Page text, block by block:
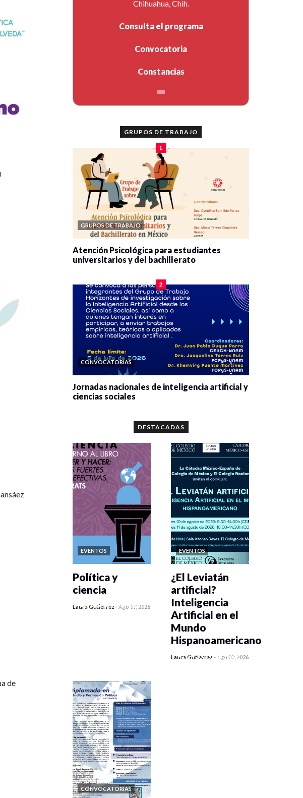
de
Chihuahua, Chih.
Consulta el programa
Convocatoria
Constancias
GRUPOS DE TRABAJO
1
GRUPOS DE TRABAJO
Atención Psicológica para estudiantes
universitarios y del bachillerato
2
CONVOCATORIAS
Jornadas nacionales de inteligencia artificial y
ciencias sociales
DESTACADAS
EVENTOS
0 veces compartido
Política y
ciencia
Laura Gutiérrez -Ago 07, 2026
EVENTOS
0 veces compartido
¿El Leviatán
artificial?
Inteligencia
Artificial en el
Mundo
Hispanoamericano
Laura Gutiérrez -Ago 07, 2026
CONVOCATORIAS